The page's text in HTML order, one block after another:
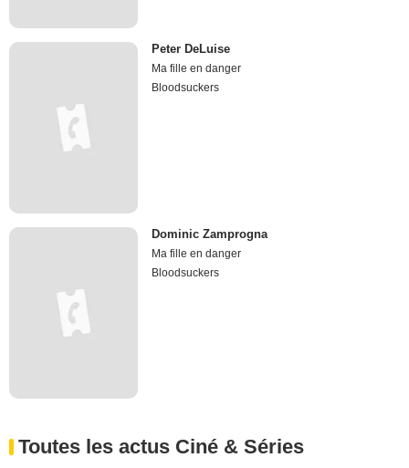
Peter DeLuise
Ma fille en danger
Bloodsuckers
Dominic Zamprogna
Ma fille en danger
Bloodsuckers
Toutes les actus Ciné & Séries